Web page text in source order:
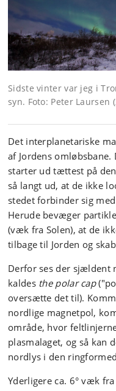
Sidste vinter var jeg i
syn. Foto: Peter Laursen
Det interplanetariske
af Jordens
starter ud tættest på
så langt ud, at de ikke
stedet forbinder sig
Herude bevæger
(væk fra Solen), at de
tilbage til Jorden og
Derfor ses der sjældent
kaldes the polar cap
oversætte det til).
nordlige magnetpol,
område, hvor
plasmalaget, og så kan
nordlys i den
Yderligere ca. 6° væk